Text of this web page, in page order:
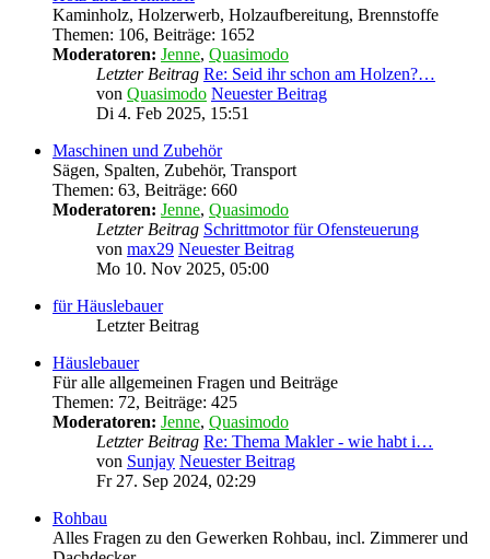
Kaminholz, Holzerwerb, Holzaufbereitung, Brennstoffe
Themen: 106, Beiträge: 1652
Moderatoren: Jenne, Quasimodo
Letzter Beitrag Re: Seid ihr schon am Holzen?…
von Quasimodo Neuester Beitrag
Di 4. Feb 2025, 15:51
Maschinen und Zubehör
Sägen, Spalten, Zubehör, Transport
Themen: 63, Beiträge: 660
Moderatoren: Jenne, Quasimodo
Letzter Beitrag Schrittmotor für Ofensteuerung
von max29 Neuester Beitrag
Mo 10. Nov 2025, 05:00
für Häuslebauer
Letzter Beitrag
Häuslebauer
Für alle allgemeinen Fragen und Beiträge
Themen: 72, Beiträge: 425
Moderatoren: Jenne, Quasimodo
Letzter Beitrag Re: Thema Makler - wie habt i…
von Sunjay Neuester Beitrag
Fr 27. Sep 2024, 02:29
Rohbau
Alles Fragen zu den Gewerken Rohbau, incl. Zimmerer und